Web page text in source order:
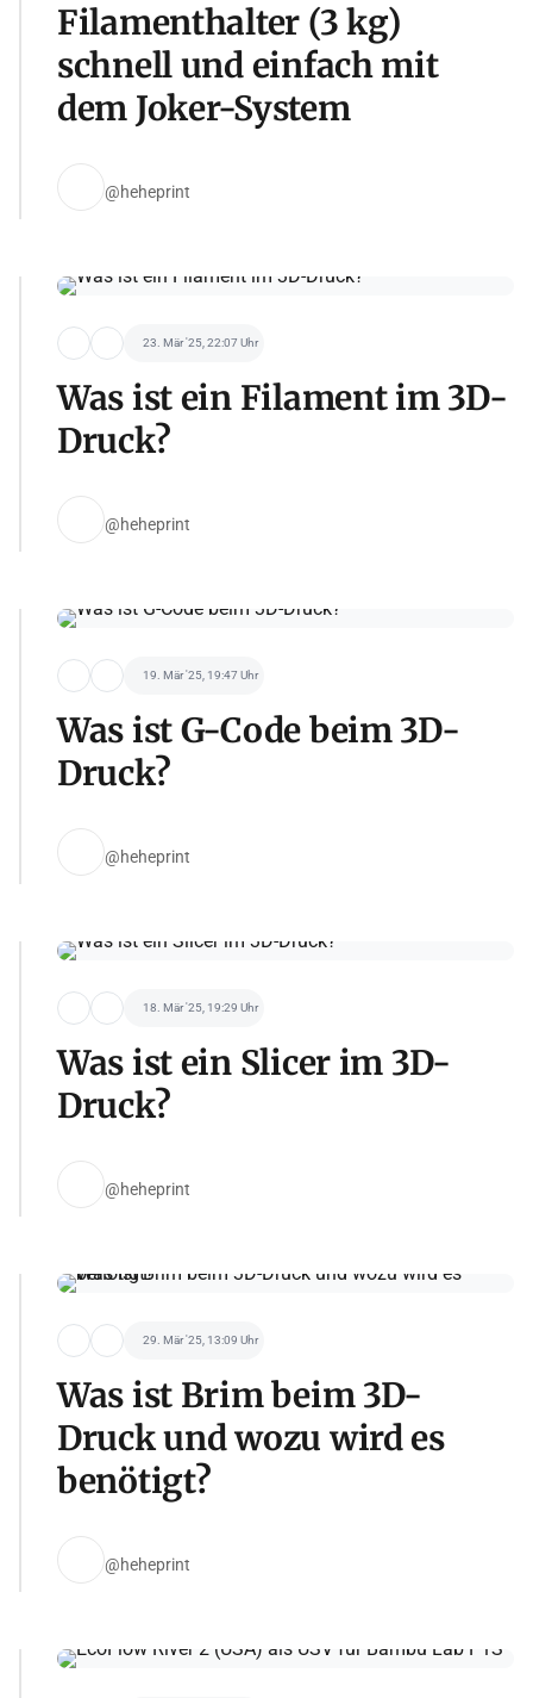
Filamenthalter (3 kg)
schnell und einfach mit
dem Joker-System
@heheprint
23. Mär '25, 22:07 Uhr
Was ist ein Filament im 3D-
Druck?
@heheprint
19. Mär '25, 19:47 Uhr
Was ist G-Code beim 3D-
Druck?
@heheprint
18. Mär '25, 19:29 Uhr
Was ist ein Slicer im 3D-
Druck?
@heheprint
29. Mär '25, 13:09 Uhr
Was ist Brim beim 3D-
Druck und wozu wird es
benötigt?
@heheprint